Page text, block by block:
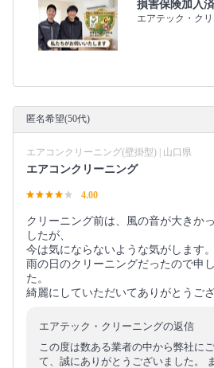
損害保険加入
エアテック・ク
匿名希望(50代)
エアコンクリーニング(壁掛型) | 山口県
エアコンクリーニング
4.00
クリーニング前は、風の音が大きか
したが、
今は気にならないような気がします。
雨の日のクリーニングだったので申
た。
綺麗にしていただいてありがとうござ
エアテック・クリーニングの返信
この度は数ある業者の中から弊社に
て、誠にありがとうございました。